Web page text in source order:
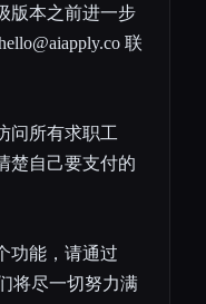
版本之前进一步
联
问所有求职工
楚自己要支付的
功能，请通过
将尽一切努力满